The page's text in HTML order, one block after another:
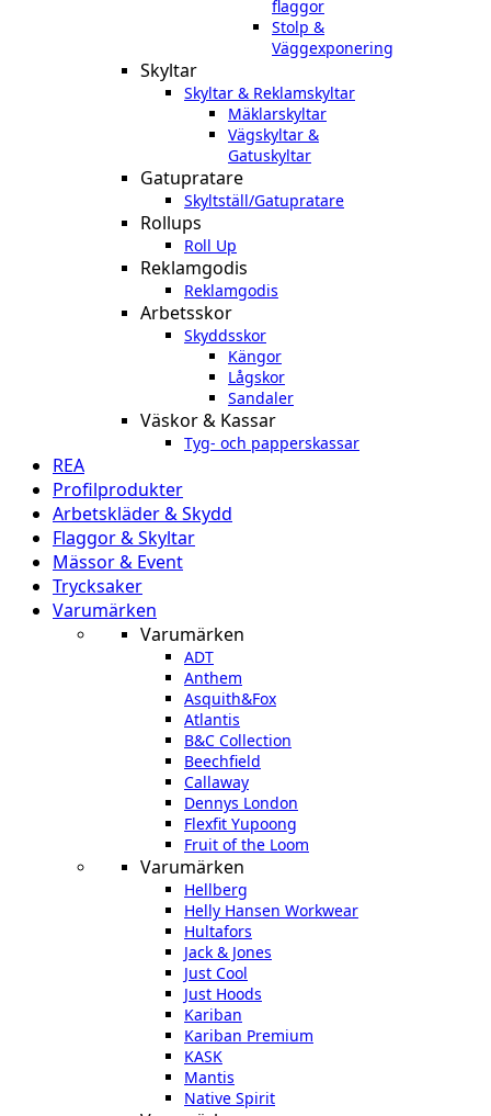
flaggor
Stolp &
Väggexponering
Skyltar
Skyltar & Reklamskyltar
Mäklarskyltar
Vägskyltar &
Gatuskyltar
Gatupratare
Skyltställ/Gatupratare
Rollups
Roll Up
Reklamgodis
Reklamgodis
Arbetsskor
Skyddsskor
Kängor
Lågskor
Sandaler
Väskor & Kassar
Tyg- och papperskassar
REA
Profilprodukter
Arbetskläder & Skydd
Flaggor & Skyltar
Mässor & Event
Trycksaker
Varumärken
Varumärken
ADT
Anthem
Asquith&Fox
Atlantis
B&C Collection
Beechfield
Callaway
Dennys London
Flexfit Yupoong
Fruit of the Loom
Varumärken
Hellberg
Helly Hansen Workwear
Hultafors
Jack & Jones
Just Cool
Just Hoods
Kariban
Kariban Premium
KASK
Mantis
Native Spirit